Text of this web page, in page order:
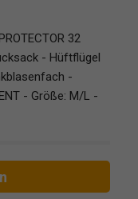
32
- Hüftflügel
-
- Größe: M/L -